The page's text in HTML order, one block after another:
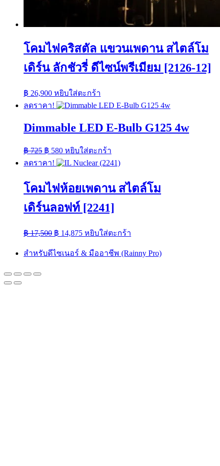
โคมไฟคริสตัล แขวนเพดาน สไตล์โม
เดิร์น ลักชัวรี่ ดีไซน์พรีเมียม [2126-12]
฿ 26,900 หยิบใส่ตะกร้า
ลดราคา!
Dimmable LED E-Bulb G125 4w
฿725 Original
price
was:
฿ 580Current
price
is:
หยิบใส่ตะกร้า
ลดราคา!
โคมไฟห้อยเพดาน สไตล์โม
เดิร์นลอฟท์ [2241]
฿17,500 Original
price
was:
฿ 17,500.
฿ 14,875 Current
price
฿ 14,875.
หยิบใส่ตะกร้า
สำหรับดีไซเนอร์ & มืออาชีพ (Rainny Pro)